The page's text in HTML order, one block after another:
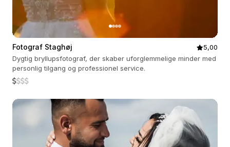
Fotograf Staghøj
5,00
Dygtig bryllupsfotograf, der skaber uforglemmelige minder med
personlig tilgang og professionel service.